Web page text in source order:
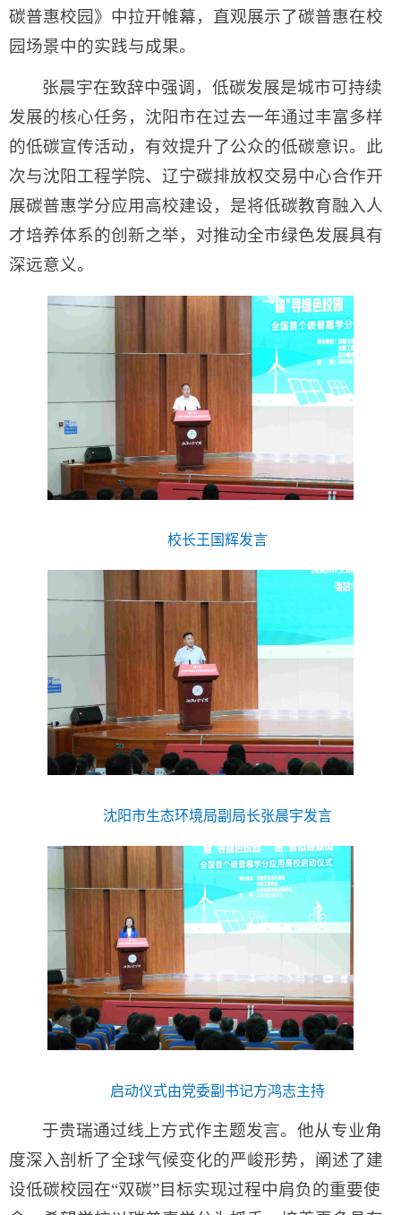
碳普惠校园》中拉开帷幕，直观展示了碳普惠在校
园场景中的实践与成果。
张晨宇在致辞中强调，低碳发展是城市可持续
发展的核心任务，沈阳市在过去一年通过丰富多样
的低碳宣传活动，有效提升了公众的低碳意识。此
次与沈阳工程学院、辽宁碳排放权交易中心合作开
展碳普惠学分应用高校建设，是将低碳教育融入人
才培养体系的创新之举，对推动全市绿色发展具有
深远意义。
校长王国辉发言
沈阳市生态环境局副局长张晨宇发言
启动仪式由党委副书记方鸿志主持
于贵瑞通过线上方式作主题发言。他从专业角
度深入剖析了全球气候变化的严峻形势，阐述了建
设低碳校园在“双碳”目标实现过程中肩负的重要使